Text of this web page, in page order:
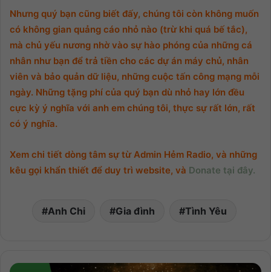
Nhưng quý bạn cũng biết đấy, chúng tôi còn không muốn
có không gian quảng cáo nhỏ nào (trừ khi quá bế tắc),
mà chủ yếu nương nhờ vào sự hào phóng của những cá
nhân như bạn để trả tiền cho các dự án máy chủ, nhân
viên và bảo quản dữ liệu, những cuộc tấn công mạng mỗi
ngày. Những tặng phí của quý bạn dù nhỏ hay lớn đều
cực kỳ ý nghĩa với anh em chúng tôi, thực sự rất lớn, rất
có ý nghĩa.
Xem chi tiết dòng tâm sự từ Admin Hẻm Radio, và những
kêu gọi khẩn thiết để duy trì website, và Donate tại đây.
Anh Chi Gia đình Tình Yêu